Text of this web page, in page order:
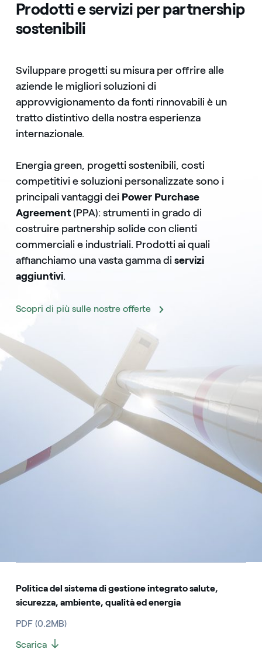
Prodotti e servizi per partnership
sostenibili
Sviluppare progetti su misura per offrire alle
aziende le migliori soluzioni di
approvvigionamento da fonti rinnovabili è un
tratto distintivo della nostra esperienza
internazionale.
Energia green, progetti sostenibili, costi
competitivi e soluzioni personalizzate sono i
principali vantaggi dei Power Purchase
Agreement(PPA): strumenti in grado di
costruire partnership solide con clienti
commerciali e industriali. Prodotti ai quali
affianchiamo una vasta gamma di servizi
aggiuntivi.
Scopri di più sulle nostre offerte
Politica del sistema di gestione integrato salute,
sicurezza, ambiente, qualità ed energia
PDF (0.2MB)
Scarica